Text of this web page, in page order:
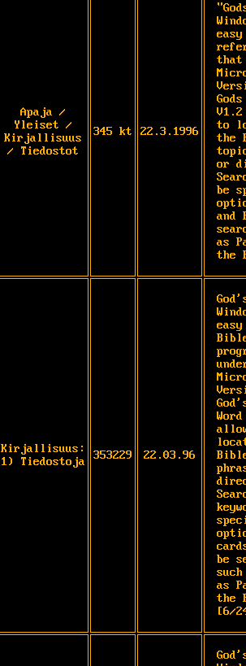
Apaja /
Yleiset /
Kirjallisuus
/ Tiedostot
345 kt 22.3.1996
that
to
the
or
be
and
as
the
Kirjallisuus:
1) Tiedostoja
353229 22.03.96
be
such
as
the
[6/